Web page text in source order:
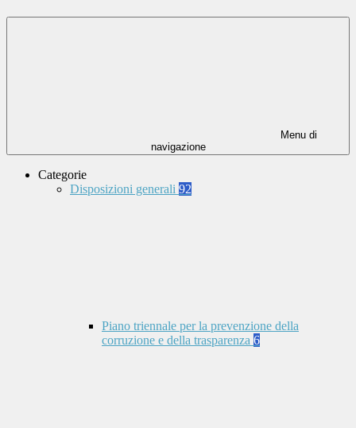
Menu di
navigazione
Categorie
Disposizioni generali 92
Piano triennale per la prevenzione della
corruzione e della trasparenza 6